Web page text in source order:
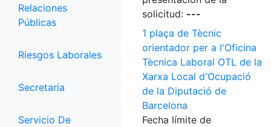
Relaciones
Públicas
Riesgos Laborales
Secretaria
Servicio De
solicitud: ---
1 plaça de Tècnic
orientador per a l'Oficina
Tècnica Laboral OTL de la
Xarxa Local d'Ocupació
de la Diputació de
Barcelona
Fecha límite de